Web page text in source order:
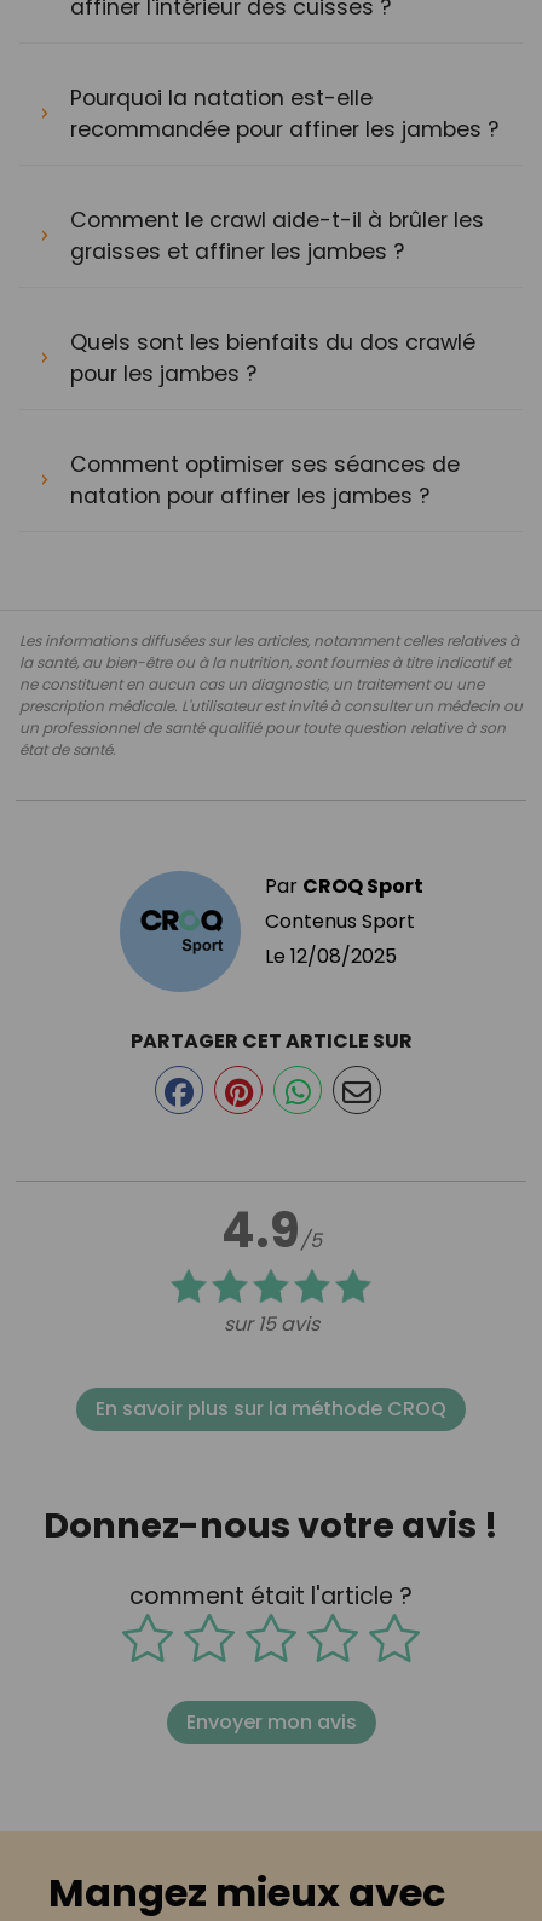
affiner l'intérieur des cuisses ?
Pourquoi la natation est-elle
recommandée pour affiner les jambes ?
Comment le crawl aide-t-il à brûler les
graisses et affiner les jambes ?
Quels sont les bienfaits du dos crawlé
pour les jambes ?
Comment optimiser ses séances de
natation pour affiner les jambes ?
Les informations diffusées sur les articles, notamment celles relatives à
la santé, au bien-être ou à la nutrition, sont fournies à titre indicatif et
ne constituent en aucun cas un diagnostic, un traitement ou une
prescription médicale. L'utilisateur est invité à consulter un médecin ou
un professionnel de santé qualifié pour toute question relative à son
état de santé.
Par CROQ Sport
Contenus Sport
Le 12/08/2025
4.9/5
sur 15 avis
PARTAGER CET ARTICLE SUR
En savoir plus sur la méthode CROQ
Donnez-nous votre avis !
comment était l'article ?
Envoyer mon avis
Mangez mieux avec